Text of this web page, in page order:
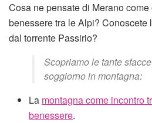
Cosa ne pensate di Merano
benessere tra le Alpi? Conoscete
dal torrente Passirio?
Scopriamo le tante
soggiorno in montagna:
La montagna come incontro
benessere.